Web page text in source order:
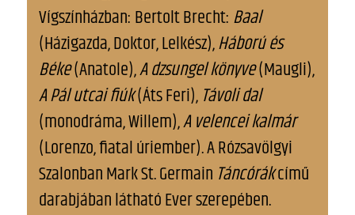
Vígszínházban: Bertolt Brecht: Baal
(Házigazda, Doktor, Lelkész),Háború és
Béke(Anatole),A dzsungel könyve(Maugli),
A Pál utcai fiúk(Áts Feri), Távoli dal
(monodráma, Willem),A velencei kalmár
(Lorenzo, fiatal úriember). A Rózsavölgyi
Szalonban Mark St. Germain Táncórákcímű
darabjában látható Ever szerepében.